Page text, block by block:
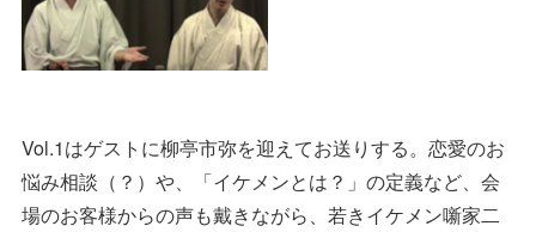
Vol.1はゲストに柳亭市弥を迎えてお送りする。恋愛のお
悩み相談（？）や、「イケメンとは？」の定義など、会
場のお客様からの声も戴きながら、若きイケメン噺家二